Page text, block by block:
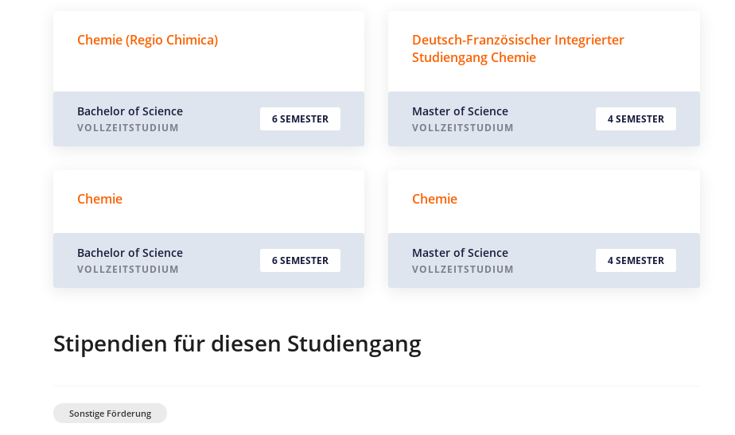
Chemie (Regio Chimica)
Bachelor of Science
VOLLZEITSTUDIUM
6 SEMESTER
Deutsch-Französischer Integrierter
Studiengang Chemie
Master of Science
VOLLZEITSTUDIUM
4 SEMESTER
Chemie
Bachelor of Science
VOLLZEITSTUDIUM
6 SEMESTER
Chemie
Master of Science
VOLLZEITSTUDIUM
4 SEMESTER
Stipendien für diesen Studiengang
Sonstige Förderung